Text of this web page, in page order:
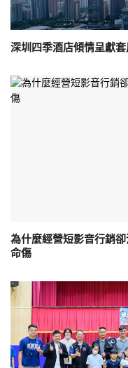
深圳四季酒店傾情呈獻
為什麼經營短影音行銷
命傷